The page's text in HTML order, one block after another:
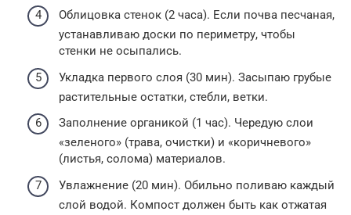
Облицовка стенок (2 часа). Если почва песчаная,
устанавливаю доски по периметру, чтобы
стенки не осыпались.
Укладка первого слоя (30 мин). Засыпаю грубые
растительные остатки, стебли, ветки.
Заполнение органикой (1 час). Чередую слои
«зеленого» (трава, очистки) и «коричневого»
(листья, солома) материалов.
Увлажнение (20 мин). Обильно поливаю каждый
слой водой. Компост должен быть как отжатая